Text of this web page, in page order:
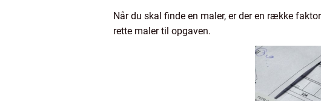
Når du skal finde en maler, er der en række
rette maler til opgaven.